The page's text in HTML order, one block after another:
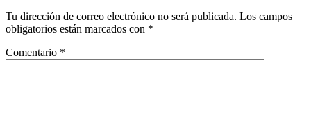
Tu dirección de correo electrónico no será publicada. Los campos
obligatorios están marcados con *
Comentario *